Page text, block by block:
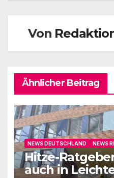
Von
Ähnlicher Beitrag
NEWS DEUTSCHLAND NEWS
Hitze-
auch in